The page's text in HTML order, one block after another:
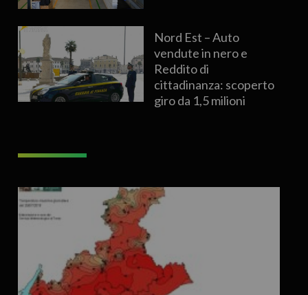
Nord Est – Auto
vendute in nero e
Reddito di
cittadinanza: scoperto
giro da 1,5 milioni